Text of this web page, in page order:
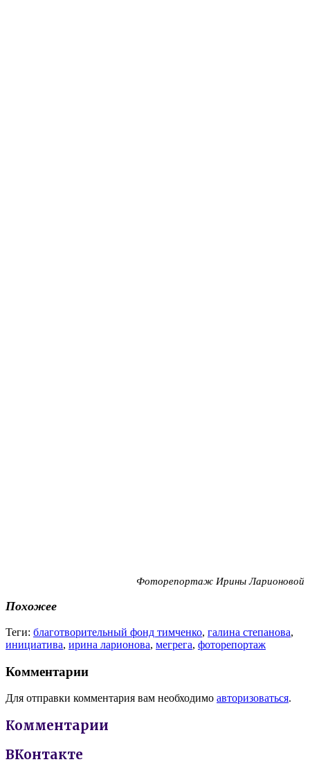
Фоторепортаж Ирины Ларионовой
Похожее
Теги: благотворительный фонд тимченко, галина степанова,
инициатива, ирина ларионова, мегрега, фоторепортаж
Комментарии
Для отправки комментария вам необходимо авторизоваться.
Комментарии
ВКонтакте